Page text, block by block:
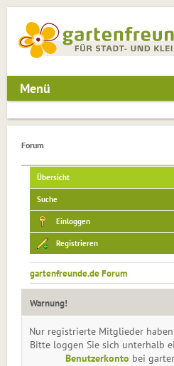
Menü
Forum
Übersicht
Suche
Einloggen
Registrieren
gartenfreunde.de Forum
Warnung!
Nur registrierte Mitglieder
Bitte loggen Sie sich unterhalb
Benutzerkonto bei